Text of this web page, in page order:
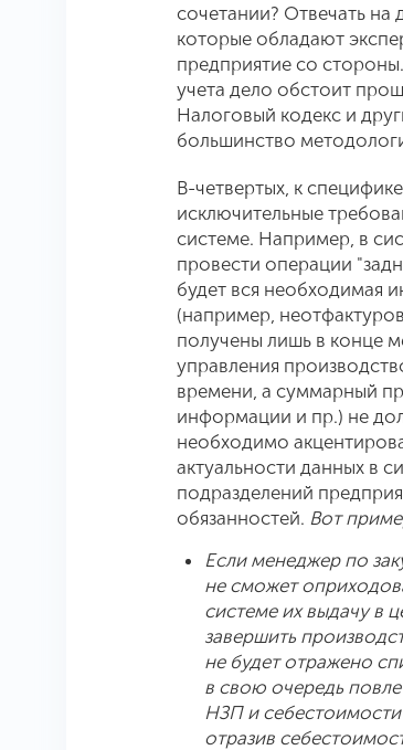
сочетании? Отвечать
которые обладают
предприятие со
учета дело обстоит
Налоговый кодекс и
большинство
В-четвертых, к
исключительные
системе. Например, в
провести операции
будет вся необходимая
(например,
получены лишь в конце
управления
времени, а суммарный
информации и пр.) не
необходимо
актуальности данных в
подразделений
обязанностей. Вот
Если менеджер по
не сможет
системе их выдачу в
завершить
не будет отражено
в свою очередь
НЗП и
отразив